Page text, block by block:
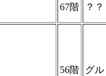
67階 ？
56階 グル